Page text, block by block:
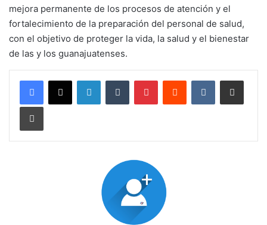
mejora permanente de los procesos de atención y el
fortalecimiento de la preparación del personal de salud,
con el objetivo de proteger la vida, la salud y el bienestar
de las y los guanajuatenses.
LinkedInTumblr PinterestReddit VKontakteCompartir por
Imprimir